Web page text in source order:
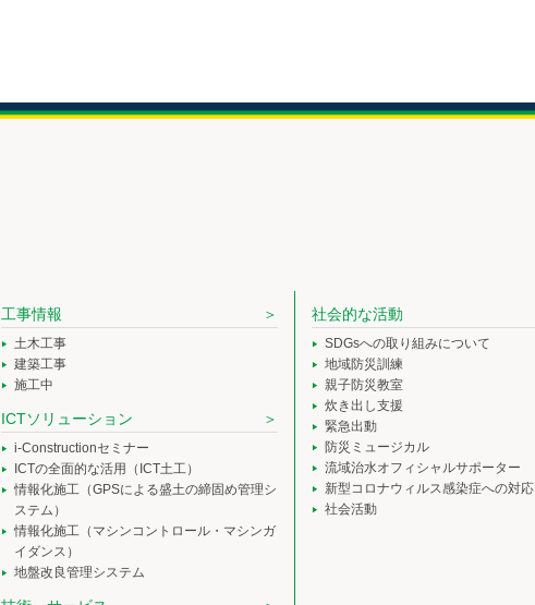
工事情報
土木工事
建築工事
施工中
ICTソリューション
i-Constructionセミナー
ICTの全面的な活用（ICT土工）
情報化施工（GPSによる盛土の締固め管理シ
ステム）
情報化施工（マシンコントロール・マシンガ
イダンス）
地盤改良管理システム
社会的な活動
SDGsへの取り組みについて
地域防災訓練
親子防災教室
炊き出し支援
緊急出動
防災ミュージカル
流域治水オフィシャルサポーター
新型コロナウィルス感染症への対応
社会活動